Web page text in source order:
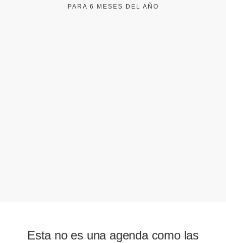
PARA 6 MESES DEL AÑO
Esta no es una agenda como las